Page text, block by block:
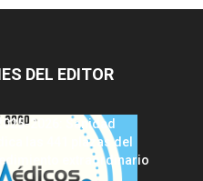
DEL EDITOR
2026: Sanidad
las 441 plazas del
extraordinario